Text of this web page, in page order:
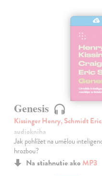
Genesis
Kissinger Henry, Schmidt
audiokniha
Jak pohlížet na umělou
hrozbou?
Na stiahnutie ako MP3